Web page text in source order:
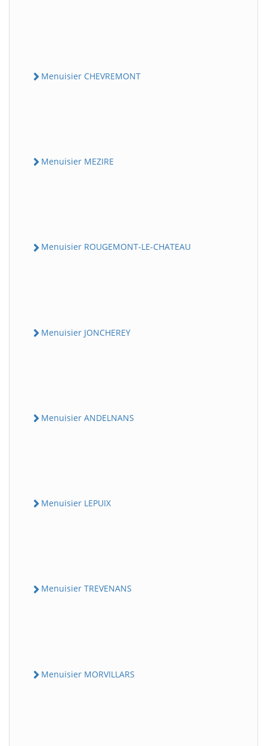
Menuisier CHEVREMONT
Menuisier MEZIRE
Menuisier ROUGEMONT-LE-CHATEAU
Menuisier JONCHEREY
Menuisier ANDELNANS
Menuisier LEPUIX
Menuisier TREVENANS
Menuisier MORVILLARS